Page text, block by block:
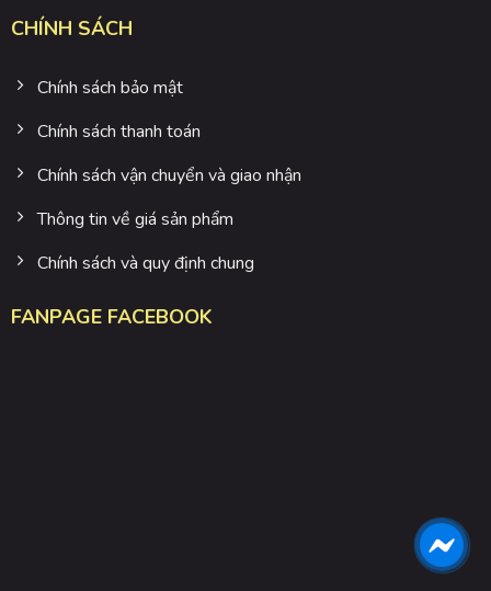
CHÍNH SÁCH
Chính sách bảo mật
Chính sách thanh toán
Chính sách vận chuyển và giao nhận
Thông tin về giá sản phẩm
Chính sách và quy định chung
FANPAGE FACEBOOK